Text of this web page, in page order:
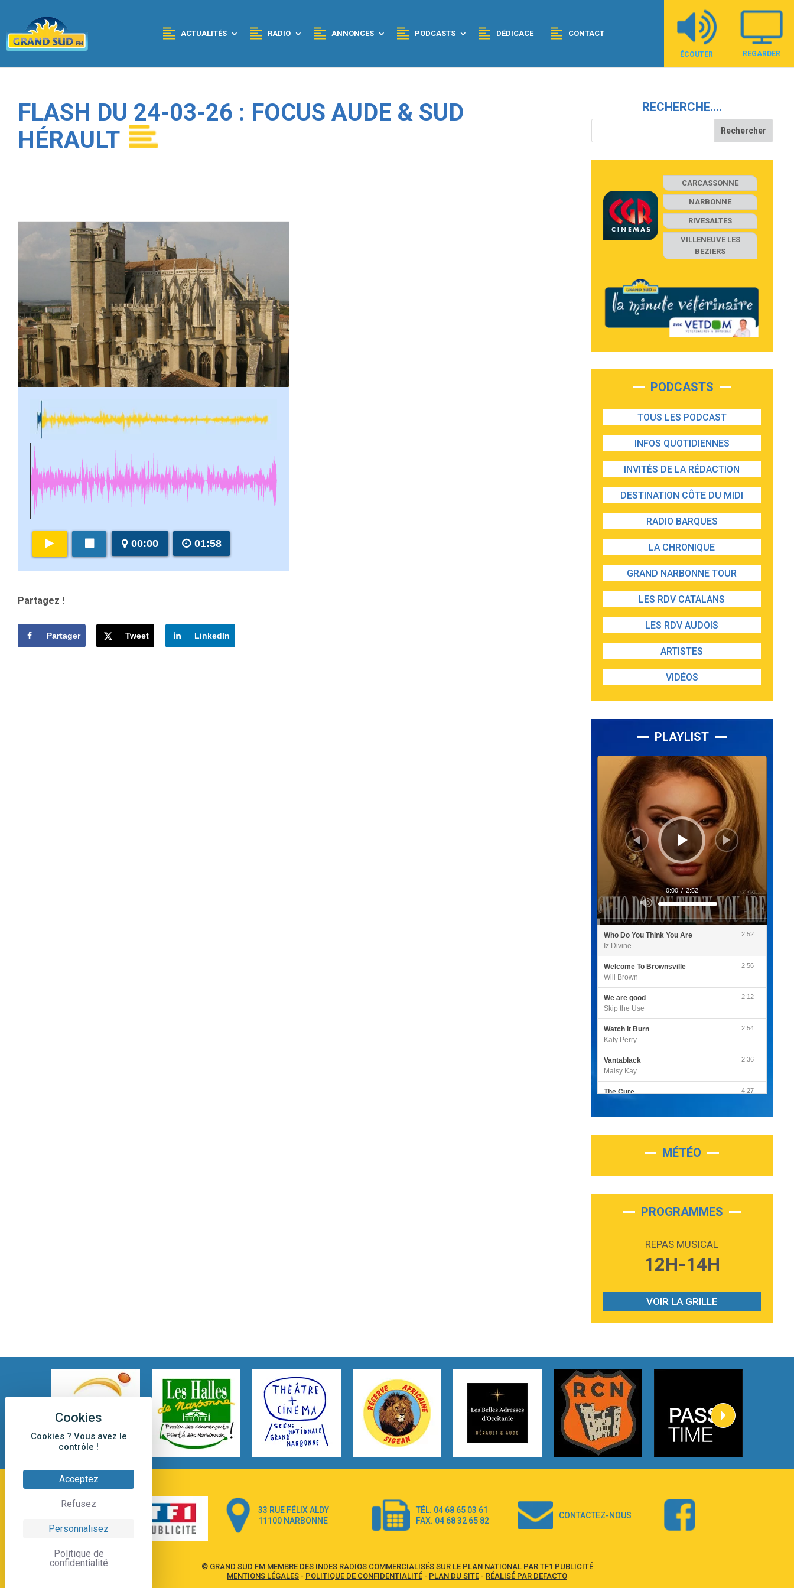
Cookies ? Vous avez le
contrôle !
Acceptez
Refusez
Personnalisez
Politique de
confidentialité
ACTUALITÉS RADIO ANNONCES PODCASTS DÉDICACE CONTACT
ÉCOUTER REGARDER
FLASH DU 24-03-26 : FOCUS AUDE & SUD
HÉRAULT
00:00 01:58
Partagez !
Partager Tweet LinkedIn
RECHERCHE….
CARCASSONNE
NARBONNE
RIVESALTES
VILLENEUVE LES
BEZIERS
PODCASTS
TOUS LES PODCAST
INFOS QUOTIDIENNES
INVITÉS DE LA RÉDACTION
DESTINATION CÔTE DU MIDI
RADIO BARQUES
LA CHRONIQUE
GRAND NARBONNE TOUR
LES RDV CATALANS
LES RDV AUDOIS
ARTISTES
VIDÉOS
PLAYLIST
Lecteur
Utilisez
les
flèches
haut/bas
augmenter
le
volume.
0:00 / 2:52
Who Do You Think You Are
Iz Divine
2:52
Welcome To Brownsville
Will Brown
2:56
We are good
Skip the Use
2:12
Watch It Burn
Katy Perry
2:54
Vantablack
Maisy Kay
2:36
The Cure
4:27
Luke Combs
Second Chance
Martin Garrix & Ed Sheeran
Bruno Mars
Love sensation
Madonna
2:59
Look At My Life
Gracie Abrams
I Knew It, I Knew You
Taylor Swift
How It Was Before
Tom Gregory
Heaven On Your Mind
Hate that i made you love me
MÉTÉO
PROGRAMMES
REPAS MUSICAL
12H-14H
VOIR LA GRILLE
33 RUE FÉLIX ALDY
11100 NARBONNE
TÉL. 04 68 65 03 61
FAX. 04 68 32 65 82
CONTACTEZ-NOUS
© GRAND SUD FM MEMBRE DES INDES RADIOS COMMERCIALISÉS SUR LE PLAN NATIONAL PAR TF1 PUBLICITÉ
MENTIONS LÉGALES - POLITIQUE DE CONFIDENTIALITÉ - PLAN DU SITE - RÉALISÉ PAR DEFACTO